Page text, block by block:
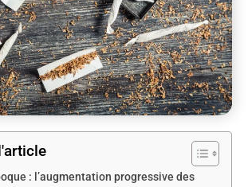
: l’augmentation progressive des